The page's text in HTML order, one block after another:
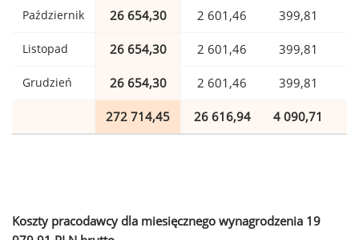
Październik 26 654,30 2 601,46 399,81
Listopad 26 654,30 2 601,46 399,81
Grudzień 26 654,30 2 601,46 399,81
272 714,45 26 616,94 4 090,71
Koszty pracodawcy dla miesięcznego wynagrodzenia 19